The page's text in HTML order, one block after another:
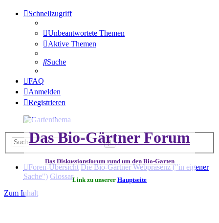
Schnellzugriff
Unbeantwortete Themen
Aktive Themen
Suche
FAQ
Anmelden
Registrieren
Das Bio-Gärtner Forum
Das Diskussionsforum rund um den Bio-Garten
Link zu unserer Hauptseite
SucheErweiterte
Foren-Übersicht Die Bio-Gärtner Webpräsenz ("in eigener
Sache") Glossar
Zum Inhalt